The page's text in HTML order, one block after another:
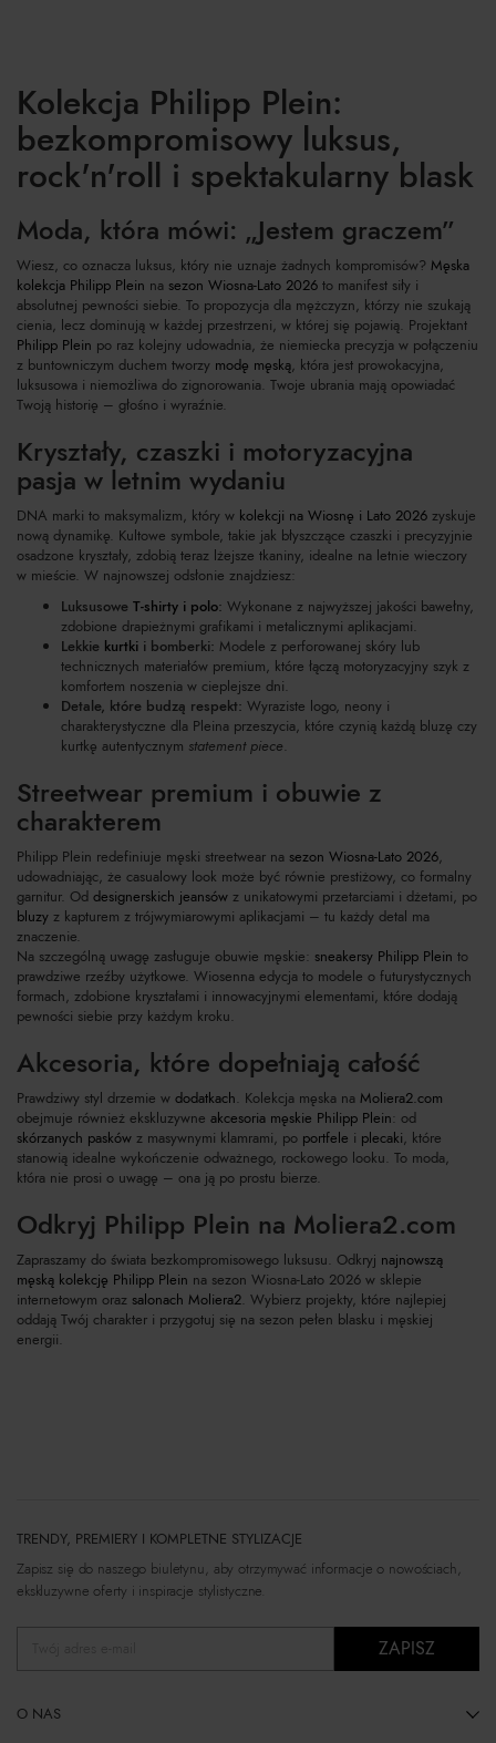
Kolekcja Philipp Plein:
bezkompromisowy luksus,
rock'n'roll i spektakularny blask
Moda, która mówi: „Jestem graczem”
Wiesz, co oznacza luksus, który nie uznaje żadnych kompromisów? Męska
kolekcja Philipp Plein na sezon Wiosna-Lato 2026 to manifest siły i
absolutnej pewności siebie. To propozycja dla mężczyzn, którzy nie szukają
cienia, lecz dominują w każdej przestrzeni, w której się pojawią. Projektant
Philipp Plein po raz kolejny udowadnia, że niemiecka precyzja w połączeniu
z buntowniczym duchem tworzy modę męską, która jest prowokacyjna,
luksusowa i niemożliwa do zignorowania. Twoje ubrania mają opowiadać
Twoją historię – głośno i wyraźnie.
Kryształy, czaszki i motoryzacyjna
pasja w letnim wydaniu
DNA marki to maksymalizm, który w kolekcji na Wiosnę i Lato 2026 zyskuje
nową dynamikę. Kultowe symbole, takie jak błyszczące czaszki i precyzyjnie
osadzone kryształy, zdobią teraz lżejsze tkaniny, idealne na letnie wieczory
w mieście. W najnowszej odsłonie znajdziesz:
Luksusowe T-shirty i polo: Wykonane z najwyższej jakości bawełny,
zdobione drapieżnymi grafikami i metalicznymi aplikacjami.
Lekkie kurtki i bomberki: Modele z perforowanej skóry lub
technicznych materiałów premium, które łączą motoryzacyjny szyk z
komfortem noszenia w cieplejsze dni.
Detale, które budzą respekt: Wyraziste logo, neony i
charakterystyczne dla Pleina przeszycia, które czynią każdą bluzę czy
kurtkę autentycznym statement piece.
Streetwear premium i obuwie z
charakterem
Philipp Plein redefiniuje męski streetwear na sezon Wiosna-Lato 2026,
udowadniając, że casualowy look może być równie prestiżowy, co formalny
garnitur. Od designerskich jeansów z unikatowymi przetarciami i dżetami, po
bluzy z kapturem z trójwymiarowymi aplikacjami – tu każdy detal ma
znaczenie.
Na szczególną uwagę zasługuje obuwie męskie: sneakersy Philipp Plein to
prawdziwe rzeźby użytkowe. Wiosenna edycja to modele o futurystycznych
formach, zdobione kryształami i innowacyjnymi elementami, które dodają
pewności siebie przy każdym kroku.
Akcesoria, które dopełniają całość
Prawdziwy styl drzemie w dodatkach. Kolekcja męska na Moliera2.com
obejmuje również ekskluzywne akcesoria męskie Philipp Plein: od
skórzanych pasków z masywnymi klamrami, po portfele i plecaki, które
stanowią idealne wykończenie odważnego, rockowego looku. To moda,
która nie prosi o uwagę – ona ją po prostu bierze.
Odkryj Philipp Plein na Moliera2.com
Zapraszamy do świata bezkompromisowego luksusu. Odkryj najnowszą
męską kolekcję Philipp Plein na sezon Wiosna-Lato 2026 w sklepie
internetowym oraz salonach Moliera2. Wybierz projekty, które najlepiej
oddają Twój charakter i przygotuj się na sezon pełen blasku i męskiej
energii.
TRENDY, PREMIERY I KOMPLETNE STYLIZACJE
Zapisz się do naszego biuletynu, aby otrzymywać informacje o nowościach,
ekskluzywne oferty i inspiracje stylistyczne.
ZAPISZ
O NAS